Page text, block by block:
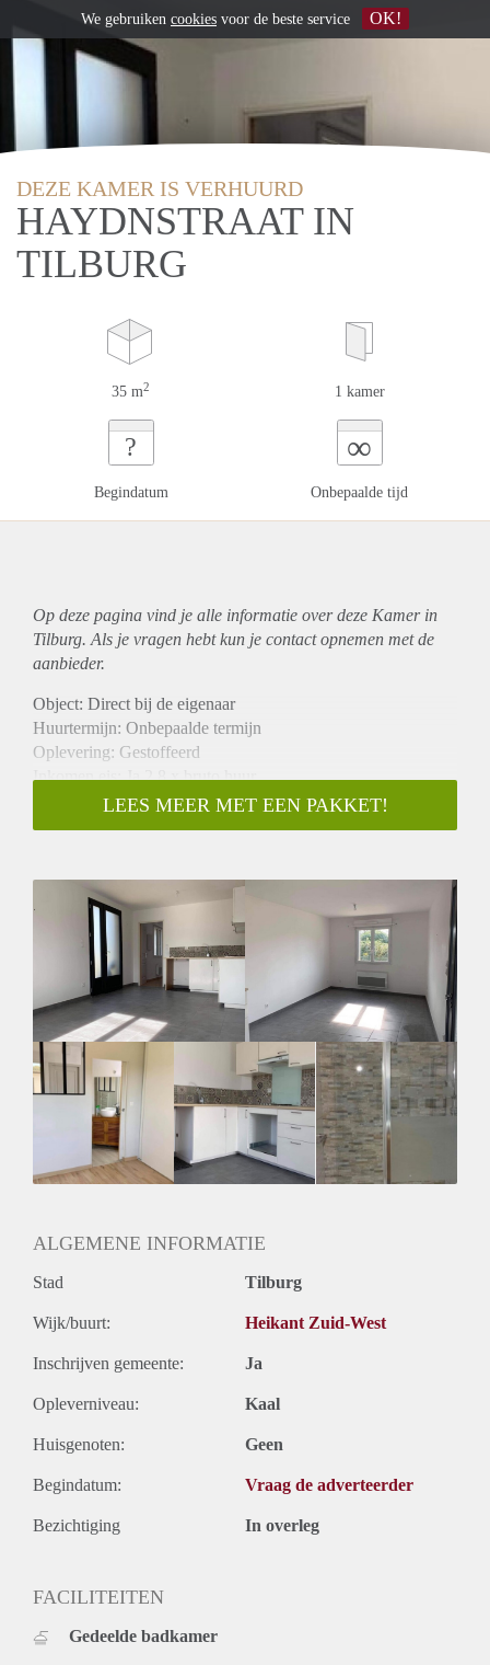
DEZE KAMER IS VERHUURD
HAYDNSTRAAT IN
TILBURG
35 m2 1 kamer
?
Begindatum
∞
Onbepaalde tijd
Op deze pagina vind je alle informatie over deze Kamer in
Tilburg. Als je vragen hebt kun je contact opnemen met de
aanbieder.
Object: Direct bij de eigenaar
Huurtermijn: Onbepaalde termijn
Oplevering: Gestoffeerd
Inkomen eis: Ja 2,8 x bruto huur
Garantiestelling mogelijk: Ja
Borg: 1 maand
Gedeelde keuken: Nee
Gedeelde Douche: Nee
Gedeelde woonkamer: Nee
Huisgenoten: Nee
Geslacht huisgenoten: N.v.t.
LEES MEER MET EEN PAKKET!
ALGEMENE INFORMATIE
Stad Tilburg
Wijk/buurt: Heikant Zuid-West
Inschrijven gemeente: Ja
Opleverniveau: Kaal
Huisgenoten: Geen
Begindatum: Vraag de adverteerder
Bezichtiging In overleg
FACILITEITEN
Gedeelde badkamer
We gebruiken cookies voor de beste service OK!